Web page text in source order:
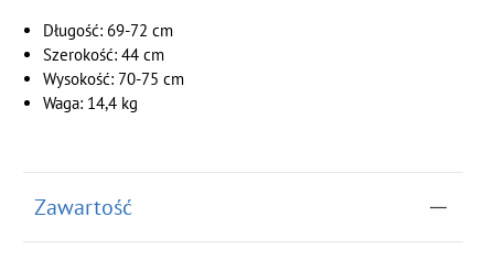
Długość: 69-72 cm
Szerokość: 44 cm
Wysokość: 70-75 cm
Waga: 14,4 kg
Zawartość